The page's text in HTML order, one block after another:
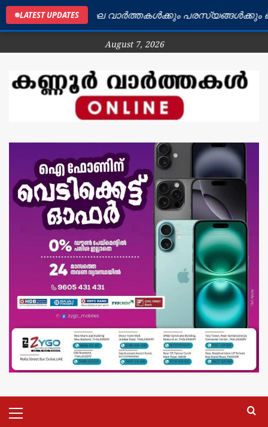
LATEST UPDATES
ജില്ലയിലെ വാർത്തകൾക്കും പരസ്യങ്ങൾക്കും
August 7, 2026